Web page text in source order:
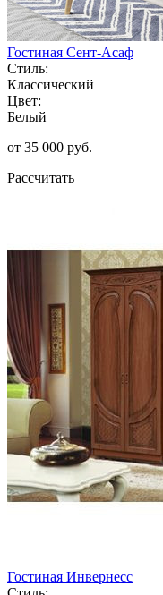
Гостиная Сент-Асаф
Стиль:
Классический
Цвет:
Белый
от 35 000 руб.
Рассчитать
Гостиная Инвернесс